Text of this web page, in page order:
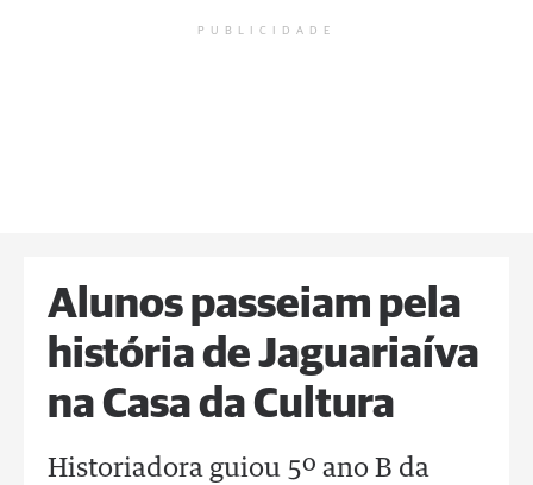
PUBLICIDADE
Alunos passeiam pela
história de Jaguariaíva
na Casa da Cultura
Historiadora guiou 5º ano B da